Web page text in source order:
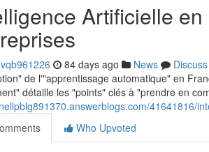
Artificielle
84 days ago News
Discuss
de l'"apprentissage automatique" en
détaille les "points" clés à "prendre en
41641816/
Who Upvoted